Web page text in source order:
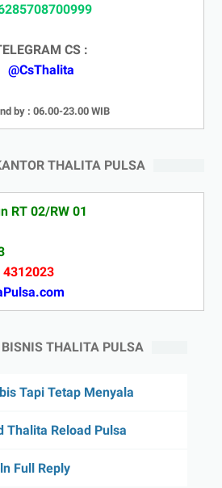
CS :
@CsThalita
by : 06.00-23.00 WIB
THALITA PULSA
RT 02/RW 01
4312023
THALITA PULSA
Tapi Tetap Menyala
Thalita Reload Pulsa
Full Reply